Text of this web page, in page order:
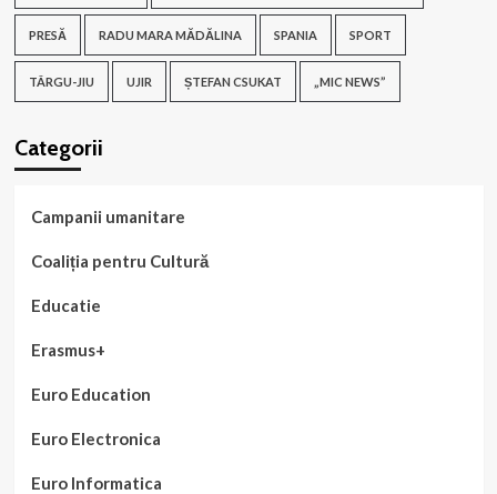
PRESĂ RADU MARA MĂDĂLINA SPANIA SPORT
TÂRGU-JIU UJIR ȘTEFAN CSUKAT „MIC NEWS”
Categorii
Campanii umanitare
Coaliția pentru Cultură
Educatie
Erasmus+
Euro Education
Euro Electronica
Euro Informatica